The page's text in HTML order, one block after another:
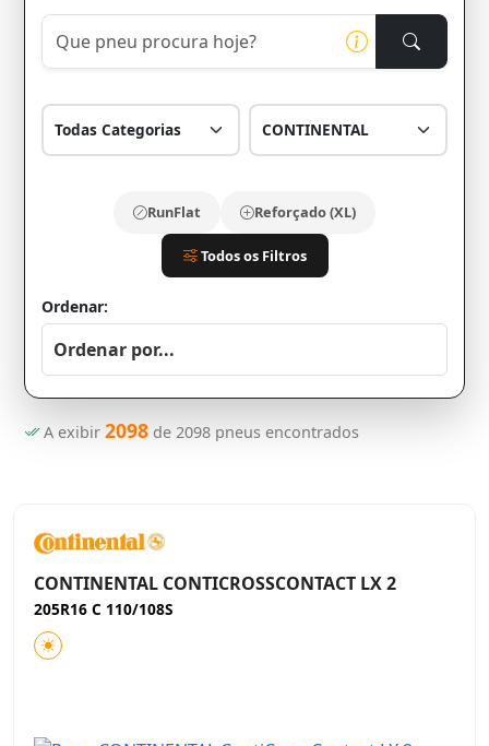
RunFlat Reforçado (XL)
Todos os Filtros
Ordenar:
A exibir 2098 de 2098 pneus encontrados
CONTINENTAL CONTICROSSCONTACT LX 2
205R16 C 110/108S